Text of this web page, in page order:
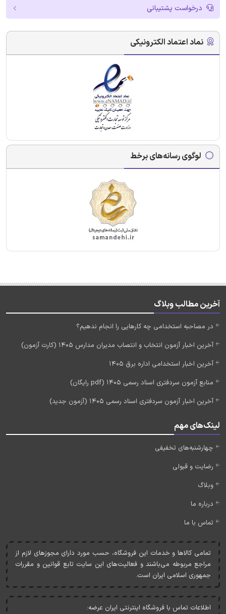
درخواست پشتیبانی
نماد اعتماد الکترونیکی
لوگوی رسانه‌های برخط
آخرین مطالب وبلاگ
در مصاحبه استخدامی چه کارهایی را انجام ندهیم؟
آخرین اخبار آزمون انتخاب و انتصاب مدیران مدارس 1405 (کارت آزمون)
آخرین اخبار استخدامی اداره برق 1405
منابع آزمون سردفتری اسناد رسمی 1405 (pdf رایگان)
آخرین اخبار آزمون سردفتری اسناد رسمی 1405 (آزمون جدید)
لینک‌های مهم
چهارشنبه‌های تخفیفی
رضایت و قبولی
وبلاگ
درباره ما
تماس با ما
تمامی کالاها و خدمات اين فروشگاه، حسب مورد دارای مجوزهای لازم از
مراجع مربوطه می‌باشند و فعاليت‌های اين سايت تابع قوانين و مقررات
جمهوری اسلامی ايران است.
اطلاعات تماس با فروشگاه اینترنتی ایران عرضه: